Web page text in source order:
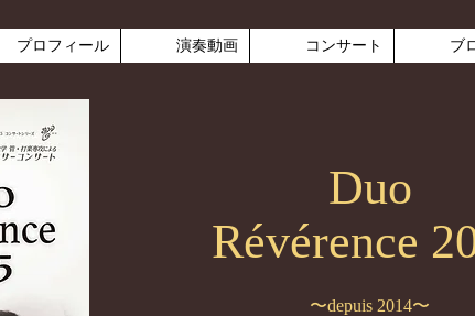
プロフィール 演奏動画 コンサート ブ
Duo
Révérence
〜depuis 2014〜